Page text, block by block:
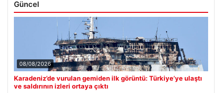
Güncel
08/08/2026
Karadeniz’de vurulan gemiden ilk görüntü: Türkiye’ye ulaştı
ve saldırının izleri ortaya çıktı